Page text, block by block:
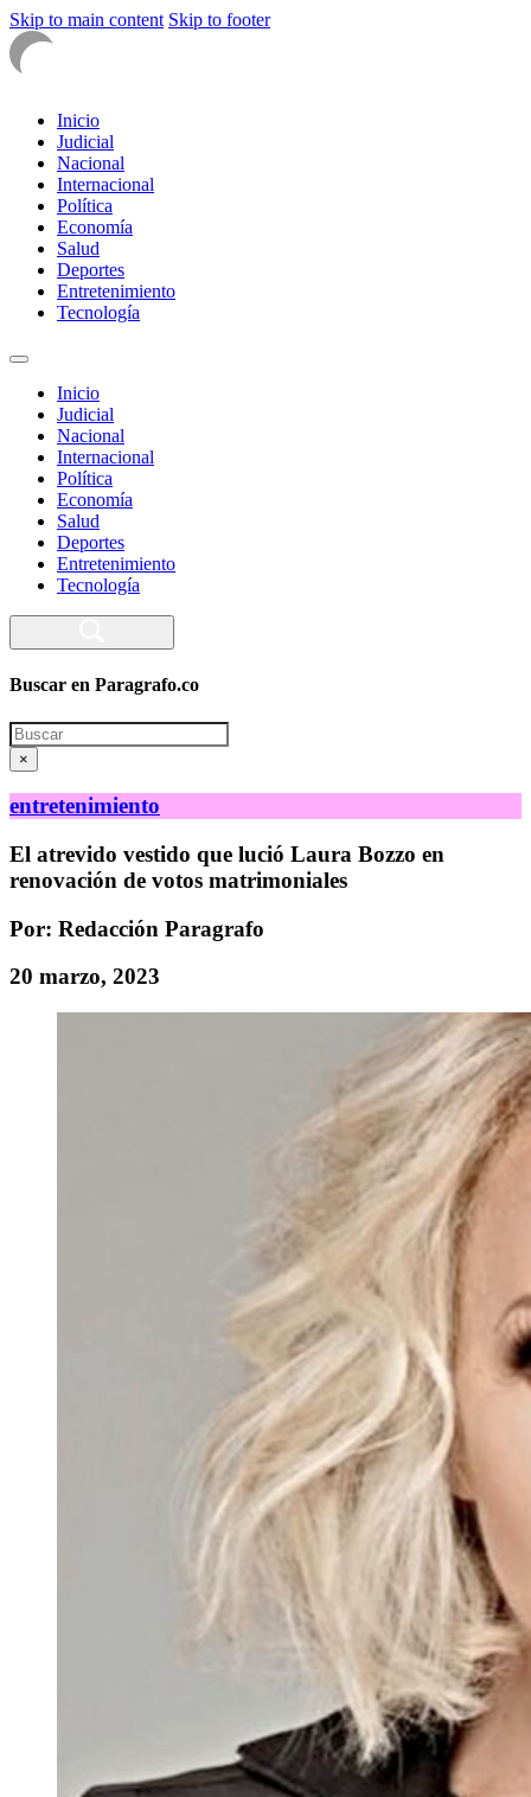
Skip to main content Skip to footer
Inicio
Judicial
Nacional
Internacional
Política
Economía
Salud
Deportes
Entretenimiento
Tecnología
Inicio
Judicial
Nacional
Internacional
Política
Economía
Salud
Deportes
Entretenimiento
Tecnología
Buscar en Paragrafo.co
Search
×
entretenimiento
El atrevido vestido que lució Laura Bozzo en
renovación de votos matrimoniales
Por: Redacción Paragrafo
20 marzo, 2023